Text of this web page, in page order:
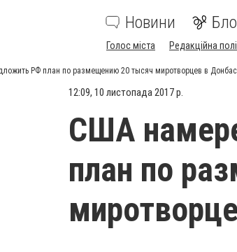
Новини
Голос міста Редакційна
РФ план по размещению 20 тысяч миротворцев в
12:09, 10 листопада 2017 р.
США
план по